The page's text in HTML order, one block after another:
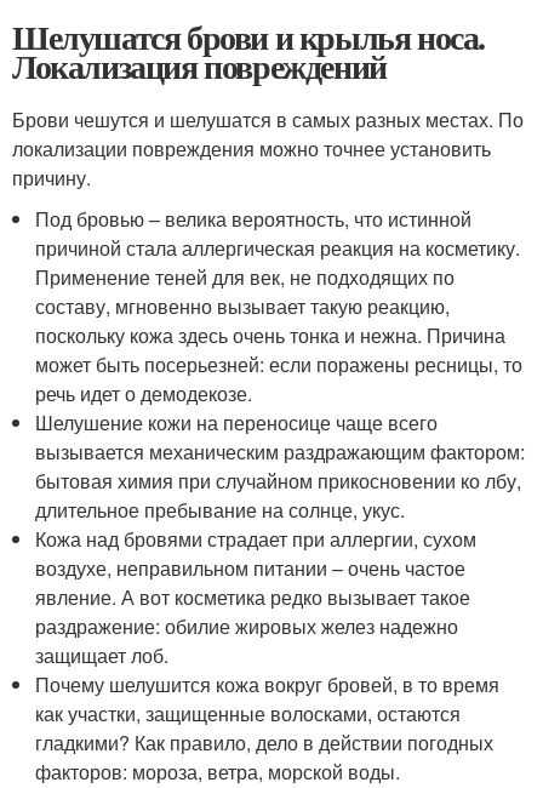
Шелушатся брови и крылья носа.
Локализация повреждений
Брови чешутся и шелушатся в самых разных местах. По
локализации повреждения можно точнее установить
причину.
Под бровью – велика вероятность, что истинной
причиной стала аллергическая реакция на косметику.
Применение теней для век, не подходящих по
составу, мгновенно вызывает такую реакцию,
поскольку кожа здесь очень тонка и нежна. Причина
может быть посерьезней: если поражены ресницы, то
речь идет о демодекозе.
Шелушение кожи на переносице чаще всего
вызывается механическим раздражающим фактором:
бытовая химия при случайном прикосновении ко лбу,
длительное пребывание на солнце, укус.
Кожа над бровями страдает при аллергии, сухом
воздухе, неправильном питании – очень частое
явление. А вот косметика редко вызывает такое
раздражение: обилие жировых желез надежно
защищает лоб.
Почему шелушится кожа вокруг бровей, в то время
как участки, защищенные волосками, остаются
гладкими? Как правило, дело в действии погодных
факторов: мороза, ветра, морской воды.